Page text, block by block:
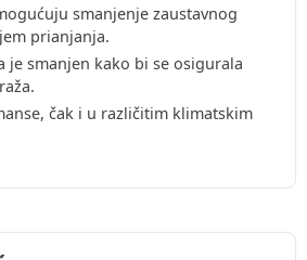
smanjenje zaustavnog
prianjanja.
je smanjen kako bi se osigurala
čak i u različitim klimatskim